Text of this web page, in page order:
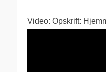
Video: Opskrift: